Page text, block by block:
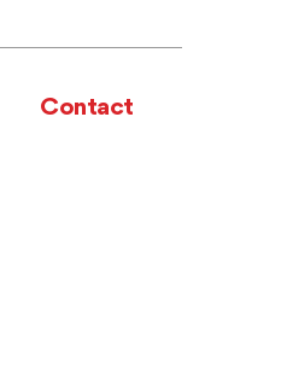
Contact